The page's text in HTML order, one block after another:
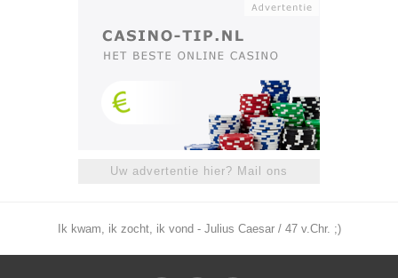
Uw advertentie hier? Mail ons
Ik kwam, ik zocht, ik vond - Julius Caesar / 47 v.Chr. ;)